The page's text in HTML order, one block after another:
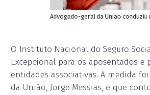
Advogado-geral da União conduziu
O Instituto Nacional do Seguro
Excepcional para os aposentados
entidades associativas. A medida
da União, Jorge Messias, e que